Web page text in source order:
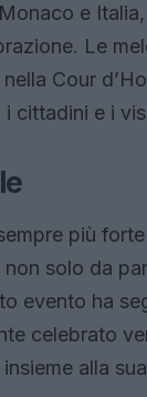
e
Le
Cour
cittadini e i
più
solo da
evento ha
celebrato
alla